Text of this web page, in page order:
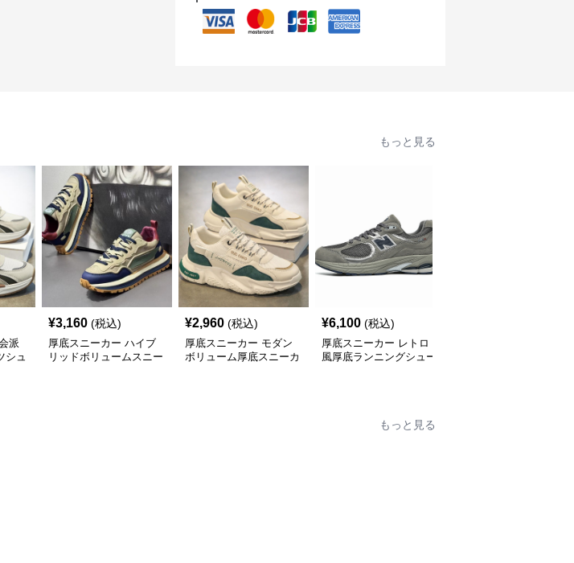
もっと見る
派
シュ
¥3,160 (税込)
厚底スニーカー ハイブ
リッドボリュームスニー
¥2,960 (税込)
厚底スニーカー モダン
ボリューム厚底スニーカ
¥6,100 (税込)
厚底スニーカー レトロ
風厚底ランニングシュー
もっと見る